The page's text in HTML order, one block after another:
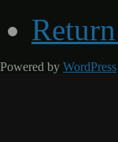
Powered by WordPress